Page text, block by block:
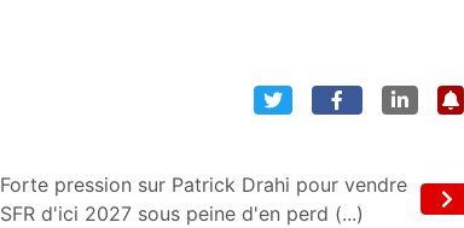
Forte pression sur Patrick Drahi pour vendre
SFR d'ici 2027 sous peine d'en perd (...)